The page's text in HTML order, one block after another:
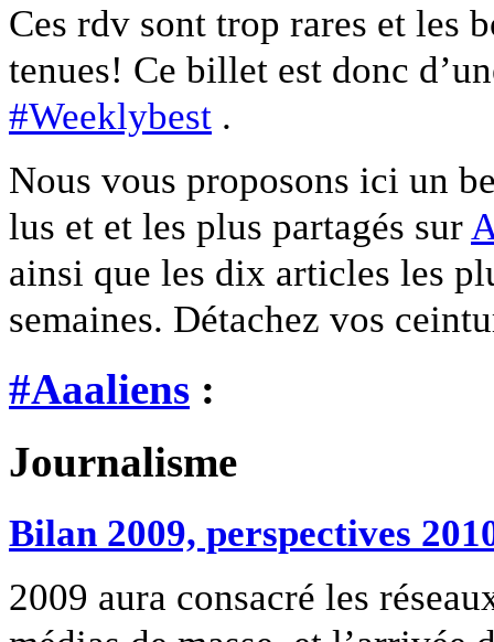
Ces rdv sont trop rares et les
tenues! Ce billet est donc
#Weeklybest .
Nous vous proposons ici un
lus et et les plus partagés sur
ainsi que les dix articles les
semaines. Détachez vos
#Aaaliens :
Journalisme
Bilan 2009, perspectives
2009 aura consacré les